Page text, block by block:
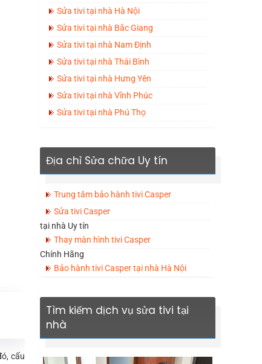
cấu
Sửa tivi tại nhà Hà Nội
Sửa tivi tại nhà Bắc Giang
Sửa tivi tại nhà Nam Định
Sửa tivi tại nhà Thái Bình
Sửa tivi tại nhà Hưng Yên
Sửa tivi tại nhà Vĩnh Phúc
Sửa tivi tại nhà Phú Thọ
Địa chỉ Sửa chữa Uy tín
Trung tâm bảo hành tivi Casper
Sửa tivi Casper
tại nhà Uy tín
Thay màn hình tivi Casper
Chính Hãng
Bảo hành tivi Casper tại nhà Hà Nội
Tìm kiếm dịch vụ sửa tivi tại
nhà